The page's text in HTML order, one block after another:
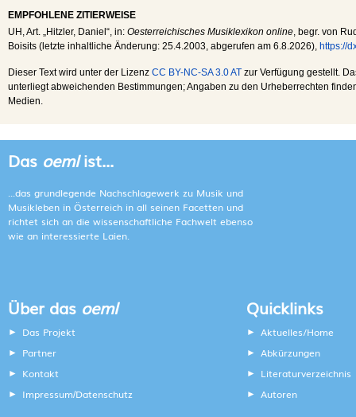
EMPFOHLENE ZITIERWEISE
UH , Art. „Hitzler, Daniel“, in: Oesterreichisches Musiklexikon online , begr. von
Boisits (letzte inhaltliche Änderung: 25.4.2003 , abgerufen am 6.8.2026), https://
Dieser Text wird unter der Lizenz CC BY-NC-SA 3.0 AT zur Verfügung gestellt.
unterliegt abweichenden Bestimmungen; Angaben zu den Urheberrechten
Medien.
Das oemlist...
...das grundlegende Nachschlagewerk zu Musik und
Musikleben in Österreich in all seinen Facetten und
richtet sich an die wissenschaftliche Fachwelt ebenso
wie an interessierte Laien.
Über das oeml
Das Projekt
Partner
Kontakt
Impressum/Datenschutz
Quicklinks
Aktuelles/Home
Abkürzungen
Literaturverzeichnis
Autoren